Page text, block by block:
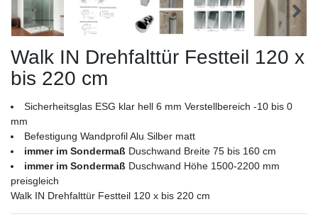
Walk IN Drehfalttür Festteil 120 x
bis 220 cm
Sicherheitsglas ESG klar hell 6 mm Verstellbereich -10 bis 0
mm
Befestigung Wandprofil Alu Silber matt
immer im Sondermaß Duschwand Breite 75 bis 160 cm
immer im Sondermaß Duschwand Höhe 1500-2200 mm
preisgleich
Walk IN Drehfalttür Festteil 120 x bis 220 cm